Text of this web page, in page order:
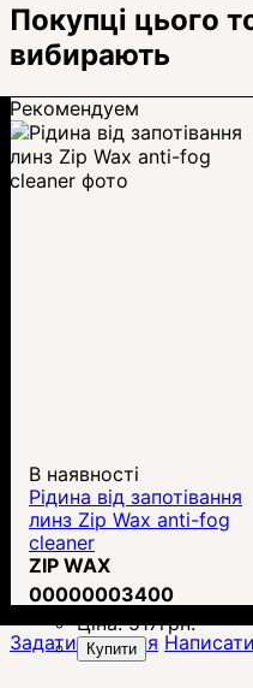
Покупці цього
вибирають
Рекомендуем
В наявності
Рідина від запотівання
линз Zip Wax anti-fog
cleaner
ZIP WAX
00000003400
Ціна:517грн.
Купити
Задати питання